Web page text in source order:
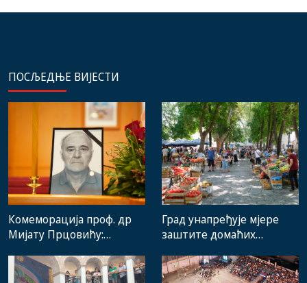
ПОСЉЕДЊЕ ВИЈЕСТИ
Комеморација проф. др
Мијату Прцовићу:
стручњака и човјека који
је Требиње носио у срцу
Град унапређује мјере
заштите домаћих
градске пијаце